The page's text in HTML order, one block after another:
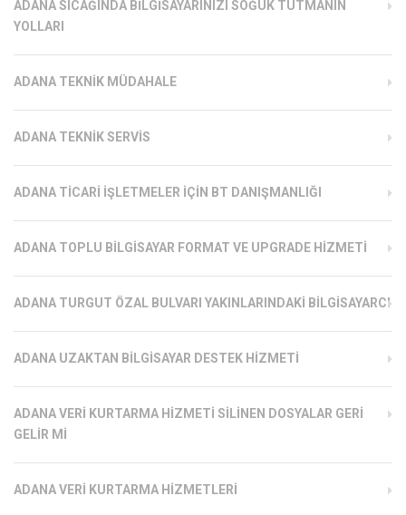
ADANA SICAĞINDA BILGISAYARINIZI SOĞUK TUTMANIN
YOLLARI
ADANA TEKNIK MÜDAHALE
ADANA TEKNIK SERVIS
ADANA TICARI İŞLETMELER İÇIN BT DANIŞMANLIĞI
ADANA TOPLU BILGISAYAR FORMAT VE UPGRADE HIZMETI
ADANA TURGUT ÖZAL BULVARI YAKINLARINDAKI BILGISAYARCI
ADANA UZAKTAN BILGISAYAR DESTEK HIZMETI
ADANA VERI KURTARMA HIZMETI SILINEN DOSYALAR GERI
GELIR MI
ADANA VERI KURTARMA HIZMETLERI